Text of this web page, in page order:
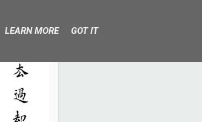
LEARN MORE GOT IT